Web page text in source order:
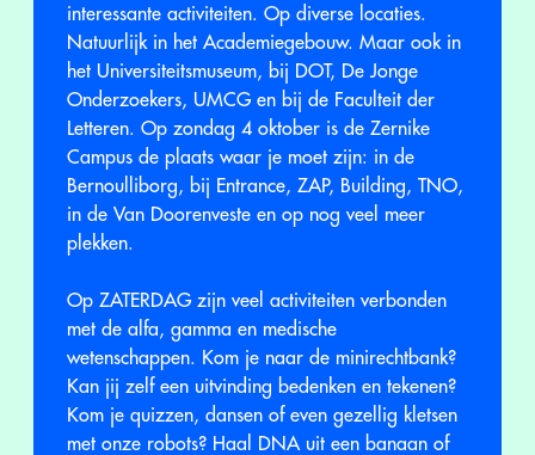
interessante activiteiten. Op diverse locaties.
Natuurlijk in het Academiegebouw. Maar ook in
het Universiteitsmuseum, bij DOT, De Jonge
Onderzoekers, UMCG en bij de Faculteit der
Letteren. Op zondag 4 oktober is de Zernike
Campus de plaats waar je moet zijn: in de
Bernoulliborg, bij Entrance, ZAP, Building, TNO,
in de Van Doorenveste en op nog veel meer
plekken.
Op ZATERDAG zijn veel activiteiten verbonden
met de alfa, gamma en medische
wetenschappen. Kom je naar de minirechtbank?
Kan jij zelf een uitvinding bedenken en tekenen?
Kom je quizzen, dansen of even gezellig kletsen
met onze robots? Haal DNA uit een banaan of